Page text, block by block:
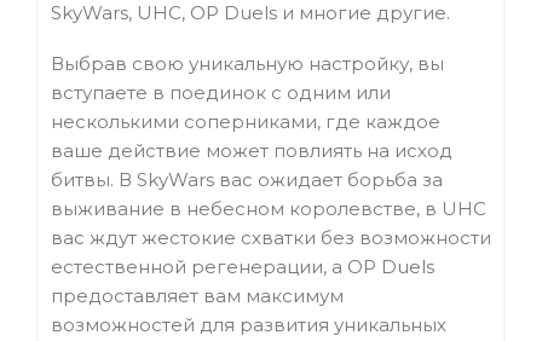
SkyWars, UHC, OP Duels и многие другие.
Выбрав свою уникальную настройку, вы
вступаете в поединок с одним или
несколькими соперниками, где каждое
ваше действие может повлиять на исход
битвы. В SkyWars вас ожидает борьба за
выживание в небесном королевстве, в UHC
вас ждут жестокие схватки без возможности
естественной регенерации, а OP Duels
предоставляет вам максимум
возможностей для развития уникальных